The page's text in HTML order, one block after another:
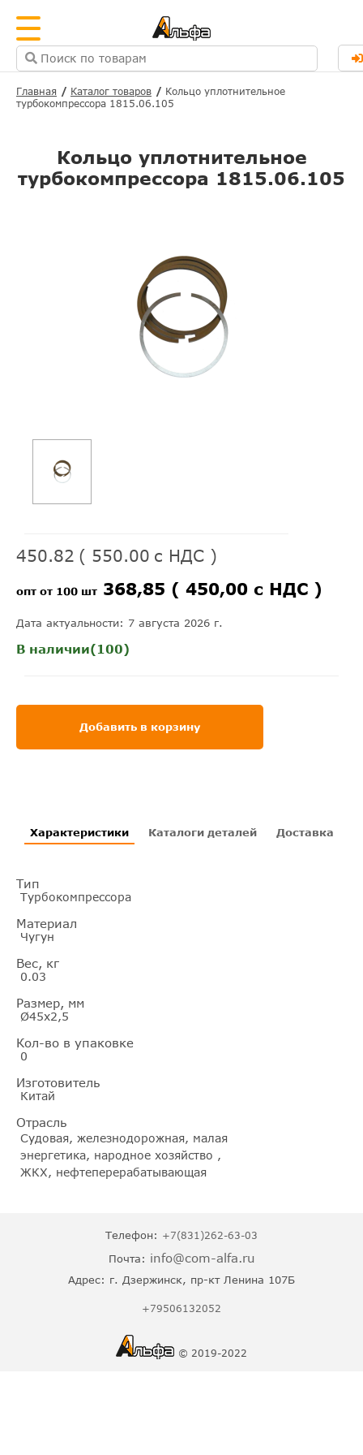
Главная Каталог товаров
Кольцо уплотнительное
турбокомпрессора 1815.06.105
Кольцо уплотнительное
турбокомпрессора 1815.06.105
450.82 ( 550.00 с НДС )
опт от 100 шт 368,85 ( 450,00 с НДС )
Дата актуальности: 7 августа 2026 г.
В наличии(100)
Добавить в корзину
Характеристики Каталоги деталей Доставка
Тип
Турбокомпрессора
Материал
Чугун
Вес, кг
0.03
Размер, мм
Ø45х2,5
Кол-во в упаковке
0
Изготовитель
Китай
Отрасль
Судовая, железнодорожная, малая
энергетика, народное хозяйство ,
ЖКХ, нефтеперерабатывающая
Телефон: +7(831)262-63-03
Почта: info@com-alfa.ru
Адрес: г. Дзержинск, пр-кт Ленина 107Б
+79506132052
© 2019-2022